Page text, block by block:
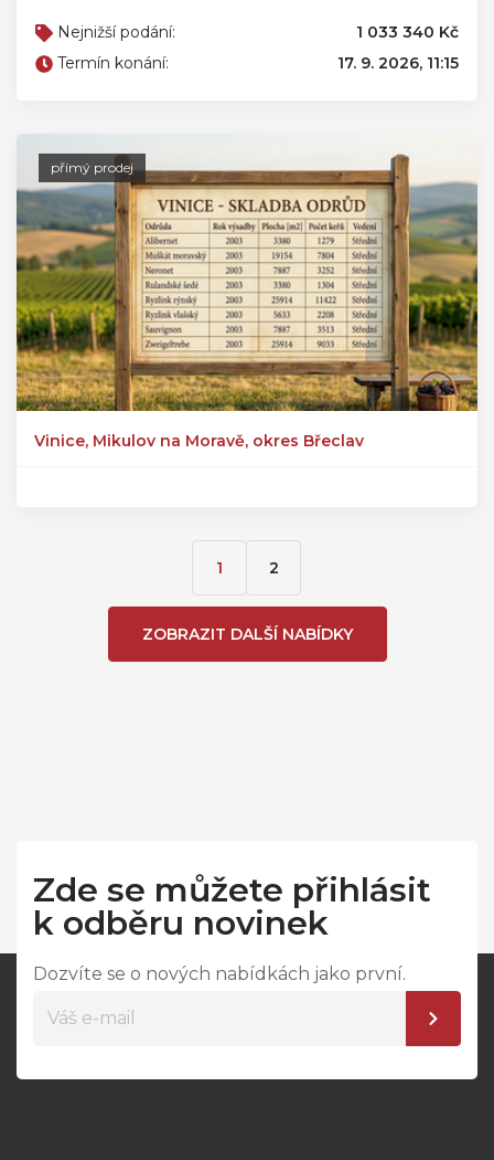
Nejnižší podání:
1 033 340 Kč
Termín konání:
17. 9. 2026, 11:15
přímý prodej
Vinice, Mikulov na Moravě, okres Břeclav
1 2
ZOBRAZIT DALŠÍ NABÍDKY
Zde se můžete přihlásit
k odběru novinek
Dozvíte se o nových nabídkách jako první.